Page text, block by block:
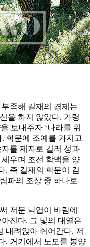
족해 길재의 경제는
을 하지 않았다. 가령
보내주자 ‘나라를 위
학문에 조예를 가지고
를 제자로 길러 성과
우며 조선 학맥을 양
. 즉 길재의 학문이 김
파의 조상 중 하나로
저문 낙엽이 바람에
진다. 그 빛의 대열은
내려앉아 쉬어간다. 저
. 거기에서 노모를 봉양